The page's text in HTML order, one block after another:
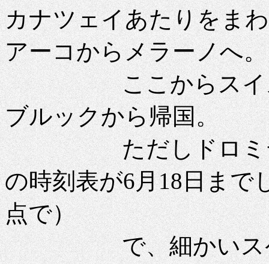
カナツェイあたりをま
アーコからメラーノへ。
ここからスイスに
ブルックから帰国。
ただしドロミテ内
の時刻表が6月18日まで
点で）
で、細かいスケジ